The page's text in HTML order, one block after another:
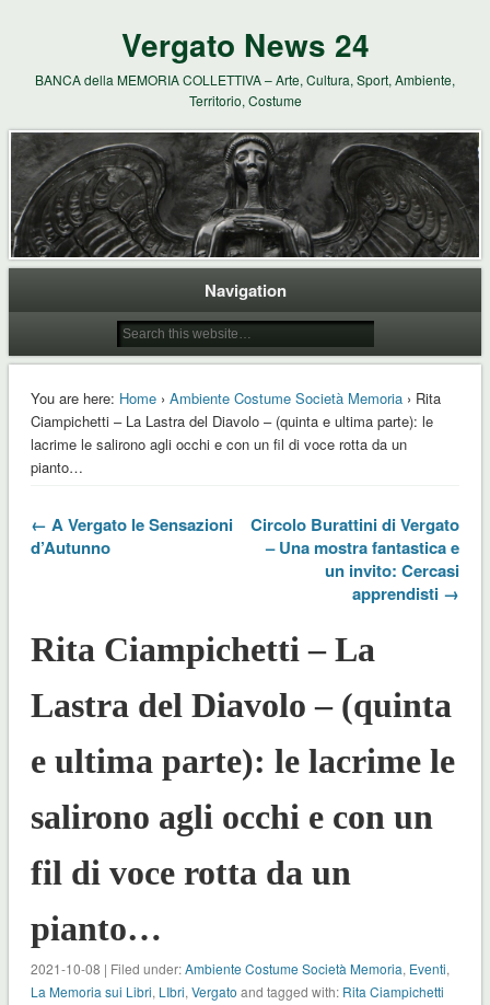
Vergato News 24
BANCA della MEMORIA COLLETTIVA – Arte, Cultura, Sport, Ambiente,
Territorio, Costume
Navigation
You are here: Home› Ambiente Costume Società Memoria› Rita
Ciampichetti – La Lastra del Diavolo – (quinta e ultima parte): le
lacrime le salirono agli occhi e con un fil di voce rotta da un
pianto…
← A Vergato le Sensazioni
d’Autunno
Circolo Burattini di Vergato
– Una mostra fantastica e
un invito: Cercasi
apprendisti →
Rita Ciampichetti – La
Lastra del Diavolo – (quinta
e ultima parte): le lacrime le
salirono agli occhi e con un
fil di voce rotta da un
pianto…
2021-10-08 | Filed under:Ambiente Costume Società Memoria, Eventi,
La Memoria sui Libri, LIbri, Vergato and tagged with: Rita Ciampichetti